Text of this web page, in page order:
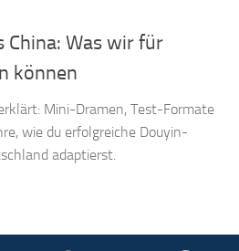
China: Was wir für
können
Mini-Dramen, Test-Formate
wie du erfolgreiche Douyin-
adaptierst.